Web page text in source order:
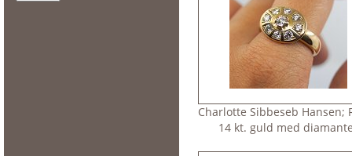
Charlotte Sibbeseb Hansen;
14 kt. guld med